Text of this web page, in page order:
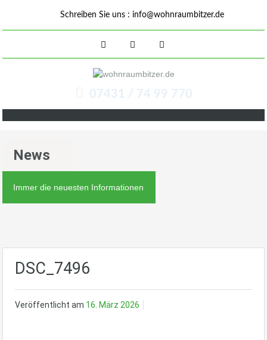
Schreiben Sie uns : info@wohnraumbitzer.de
07431 / 74 99 770
News
Immer die neuesten Informationen
DSC_7496
Veröffentlicht am 16. März 2026